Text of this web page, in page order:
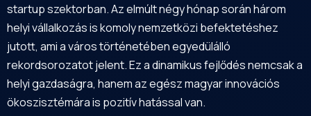
startup szektorban. Az elmúlt négy hónap során három
helyi vállalkozás is komoly nemzetközi befektetéshez
jutott, ami a város történetében egyedülálló
rekordsorozatot jelent. Ez a dinamikus fejlődés nemcsak a
helyi gazdaságra, hanem az egész magyar innovációs
ökoszisztémára is pozitív hatással van.